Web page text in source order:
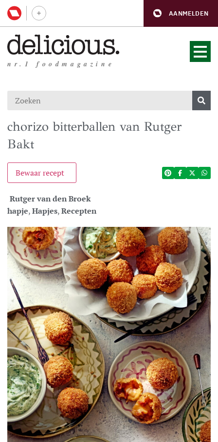
AANMELDEN
nr.1 foodmagazine
chorizo bitterballen van Rutger
Bakt
Bewaar recept
Rutger van den Broek
hapje,Hapjes,Recepten